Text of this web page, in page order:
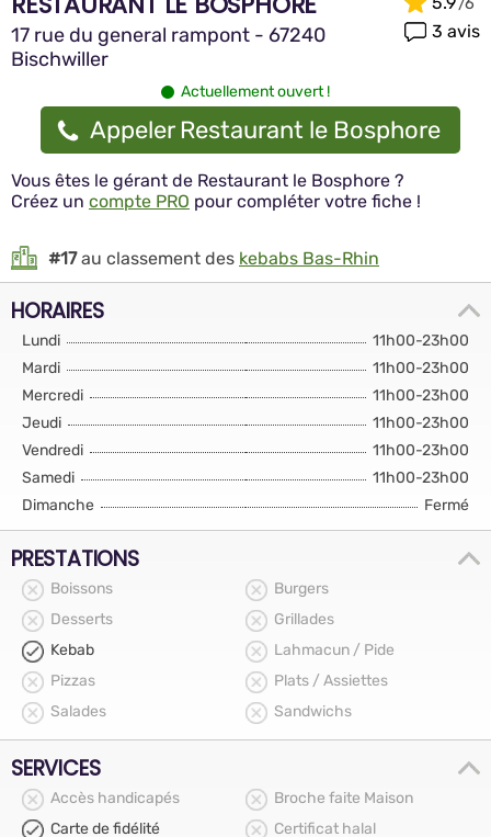
17 rue du general rampont - 67240
Bischwiller
3 avis
Actuellement ouvert !
Appeler Restaurant le Bosphore
Vous êtes le gérant de Restaurant le Bosphore ?
Créez un compte PRO pour compléter votre fiche !
#17au classement des kebabs Bas-Rhin
HORAIRES
Lundi
11h00-23h00
Mardi
11h00-23h00
Mercredi
11h00-23h00
Jeudi
11h00-23h00
Vendredi
11h00-23h00
Samedi
11h00-23h00
Dimanche
Fermé
PRESTATIONS
Boissons
Burgers
Desserts
Grillades
Kebab
Lahmacun / Pide
Pizzas
Plats / Assiettes
Salades
Sandwichs
SERVICES
Accès handicapés
Broche faite Maison
Carte de fidélité
Certificat halal